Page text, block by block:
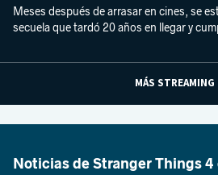
Meses después de arrasar en cines, se
secuela que tardó 20 años en llegar y
MÁS STREAMING
Noticias de Stranger Things 4